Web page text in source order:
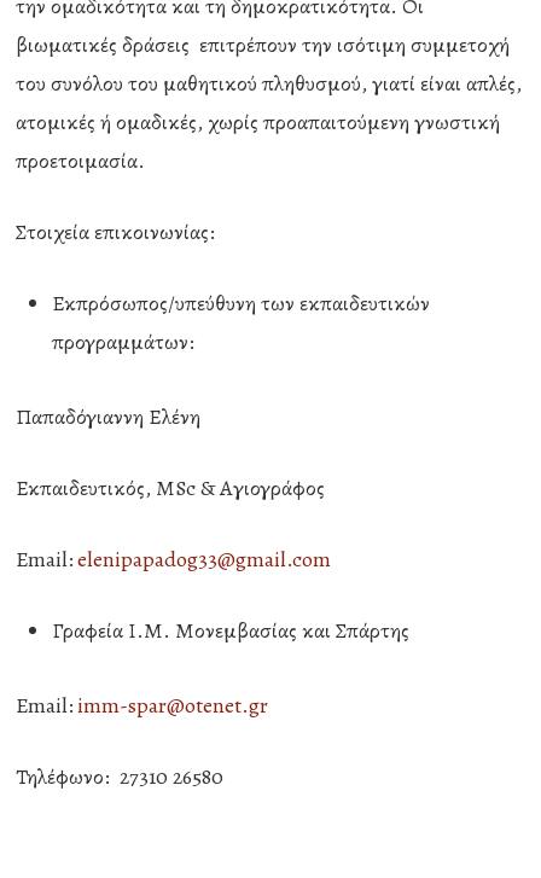
την ομαδικότητα και τη δημοκρατικότητα. Οι
βιωματικές δράσεις επιτρέπουν την ισότιμη συμμετοχή
του συνόλου του μαθητικού πληθυσμού, γιατί είναι απλές,
ατομικές ή ομαδικές, χωρίς προαπαιτούμενη γνωστική
προετοιμασία.
Στοιχεία επικοινωνίας:
Εκπρόσωπος/υπεύθυνη των εκπαιδευτικών
προγραμμάτων:
Παπαδόγιαννη Ελένη
Εκπαιδευτικός, MSc & Αγιογράφος
Email:elenipapadog33@gmail.com
Γραφεία Ι.Μ. Μονεμβασίας και Σπάρτης
Email:imm-spar@otenet.gr
Τηλέφωνο: 27310 26580